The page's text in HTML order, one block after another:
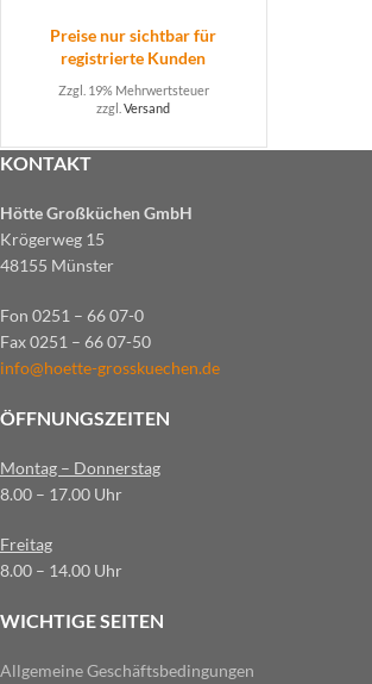
Preise nur sichtbar für
registrierte Kunden
Zzgl. 19% Mehrwertsteuer
zzgl.Versand
KONTAKT
Hötte Großküchen GmbH
Krögerweg 15
48155 Münster
Fon 0251 – 66 07-0
Fax 0251 – 66 07-50
info@hoette-grosskuechen.de
ÖFFNUNGSZEITEN
Montag – Donnerstag
8.00 – 17.00 Uhr
Freitag
8.00 – 14.00 Uhr
WICHTIGE SEITEN
Allgemeine Geschäftsbedingungen